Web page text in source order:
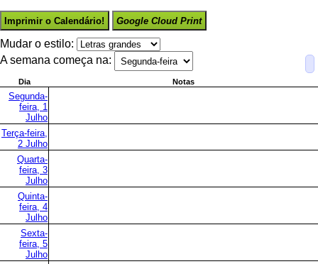
Imprimir o Calendário! Google Cloud Print
Mudar o estilo:
A semana começa na:
Dia Notas
Segunda-
feira, 1
Julho
Terça-feira,
2 Julho
Quarta-
feira, 3
Julho
Quinta-
feira, 4
Julho
Sexta-
feira, 5
Julho